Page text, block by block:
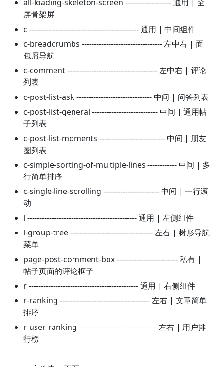
all-loading-skeleton-screen ------------------- 通用 | 全
屏骨架屏
c --------------------------------------------- 通用 | 中间组件
c-breadcrumbs --------------------------------- 左中右 | 面
包屑导航
c-comment ------------------------------------- 左中右 | 评论
列表
c-post-list-ask ------------------------------- 中间 | 问答列表
c-post-list-general --------------------------- 中间 | 通用帖
子列表
c-post-list-moments --------------------------- 中间 | 朋友
圈列表
c-simple-sorting-of-multiple-lines ------------ 中间 | 多
行简单排序
c-single-line-scrolling ----------------------- 中间 | 一行滚
动
l --------------------------------------------- 通用 | 左侧组件
l-group-tree ---------------------------------- 左右 | 树形导航
菜单
page-post-comment-box ------------------------- 私有 |
帖子页面的评论框子
r --------------------------------------------- 通用 | 右侧组件
r-ranking ------------------------------------- 左右 | 文章简单
排序
r-user-ranking -------------------------------- 左右 | 用户排
行榜